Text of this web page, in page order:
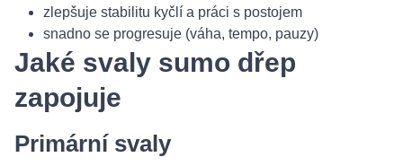
zlepšuje stabilitu kyčlí a práci s postojem
snadno se progresuje (váha, tempo, pauzy)
Jaké svaly sumo dřep
zapojuje
Primární svaly